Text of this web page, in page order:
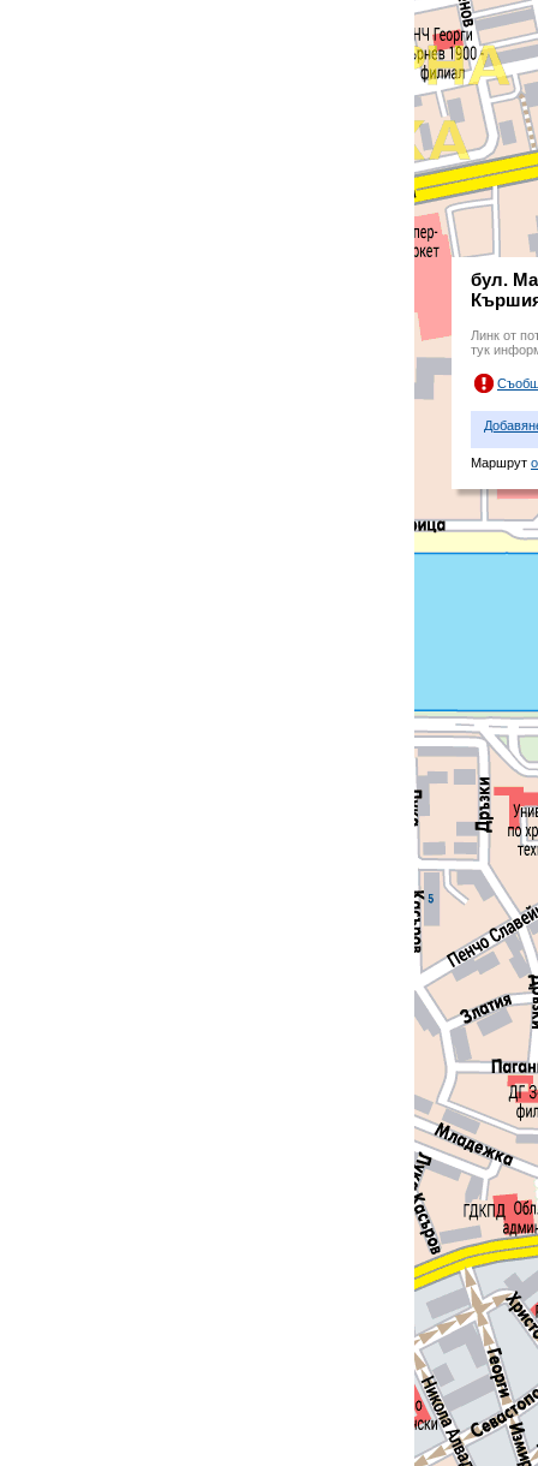
бул.
Линк от
тук
Маршрут